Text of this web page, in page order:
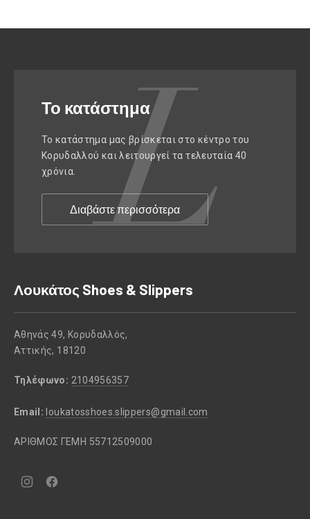
Το κατάστημα
Το κατάστημα μας βρίσκεται στο κέντρο του
Κορυδαλλού και λειτουργεί τα τελευταία 40
χρόνια.
Διαβάστε περισσότερα
Λουκάτος Shoes & Slippers
Αθηνάς 49, Κορυδαλλός,
Αττικής, 18120
Τηλέφωνο: 2104956357
Email: loukatosshoes.slippers@gmail.com
ΑΡΙΘΜΟΣ ΓΕΜΗ 55712509000
Νέο
Νέο